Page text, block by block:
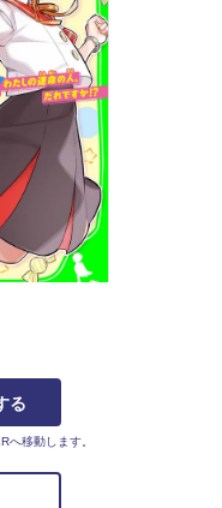
る
移動します。